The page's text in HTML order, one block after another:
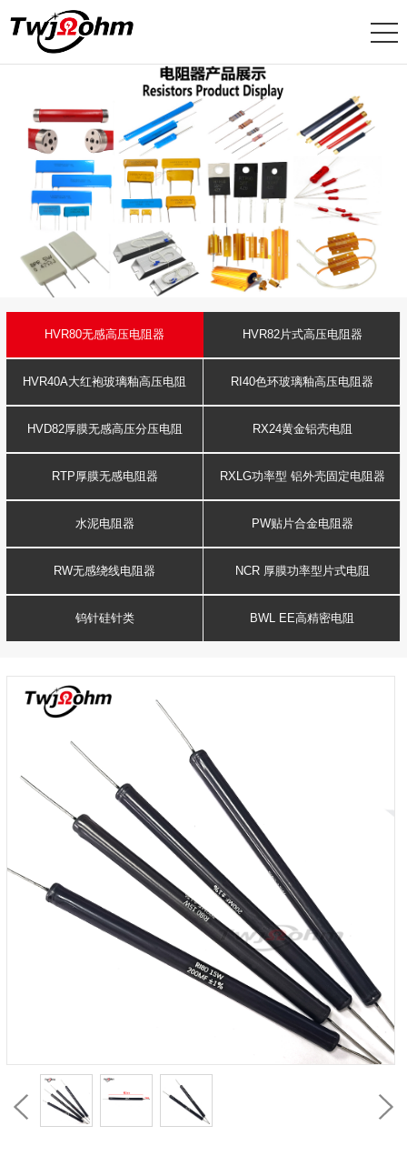
HVR80无感高压电阻器 HVR82片式高压电阻器
HVR40A大红袍玻璃釉高压电阻 RI40色环玻璃釉高压电阻器
HVD82厚膜无感高压分压电阻 RX24黄金铝壳电阻
RTP厚膜无感电阻器 RXLG功率型 铝外壳固定电阻器
水泥电阻器 PW贴片合金电阻器
RW无感绕线电阻器 NCR 厚膜功率型片式电阻
钨针硅针类 BWL EE高精密电阻